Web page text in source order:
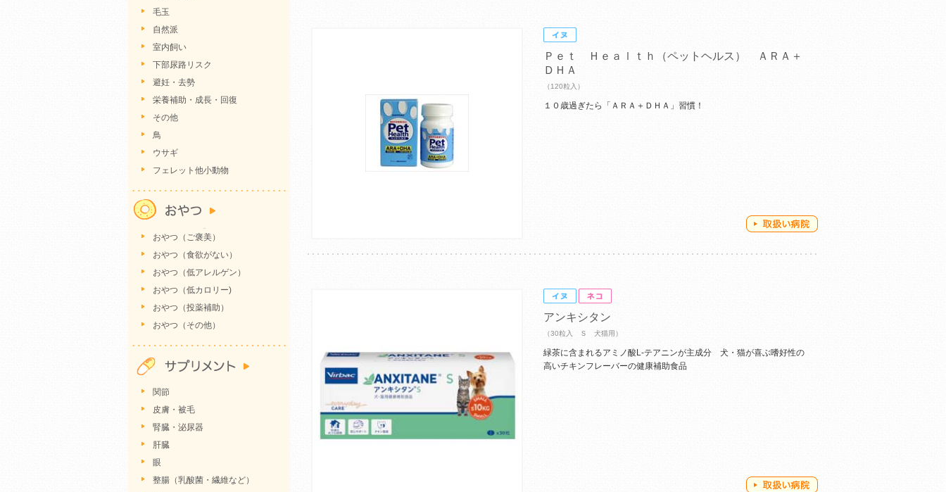
Ｐｅｔ Ｈｅａｌｔｈ（ペットヘルス） ＡＲＡ＋
ＤＨＡ
（120粒入）
１０歳過ぎたら「ＡＲＡ＋ＤＨＡ」習慣！
アンキシタン
（30粒入 Ｓ 犬猫用）
緑茶に含まれるアミノ酸L-テアニンが主成分 犬・猫が喜ぶ嗜好性の
高いチキンフレーバーの健康補助食品
毛玉
自然派
室内飼い
下部尿路リスク
避妊・去勢
栄養補助・成長・回復
その他
鳥
ウサギ
フェレット他小動物
おやつ（ご褒美）
おやつ（食欲がない）
おやつ（低アレルゲン）
おやつ（低カロリー)
おやつ（投薬補助）
おやつ（その他）
関節
皮膚・被毛
腎臓・泌尿器
肝臓
眼
整腸（乳酸菌・繊維など）